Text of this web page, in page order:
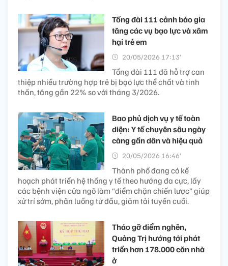
Tổng đài 111 cảnh báo gia
tăng các vụ bạo lực và xâm
hại trẻ em
20/05/2026 17:13’
Tổng đài 111 đã hỗ trợ can
thiệp nhiều trường hợp trẻ bị bạo lực thể chất và tinh
thần, tăng gần 22% so với tháng 3/2026.
Bao phủ dịch vụ y tế toàn
diện: Y tế chuyên sâu ngày
càng gần dân và hiệu quả
20/05/2026 16:46’
Thành phố đang có kế
hoạch phát triển hệ thống y tế theo hướng đa cực, lấy
các bệnh viện cửa ngõ làm “điểm chặn chiến lược” giúp
xử trí sớm, phân luồng từ đầu, giảm tải tuyến cuối.
Tháo gỡ điểm nghẽn,
Quảng Trị hướng tới phát
triển hơn 178.000 căn nhà
ở